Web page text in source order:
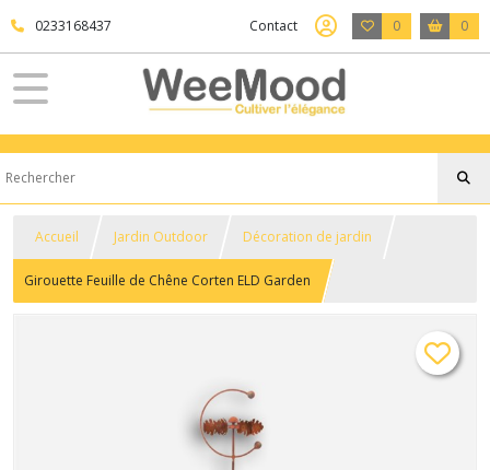
0233168437 Contact 0 0
Accueil Jardin Outdoor Décoration de jardin
Girouette Feuille de Chêne Corten ELD Garden